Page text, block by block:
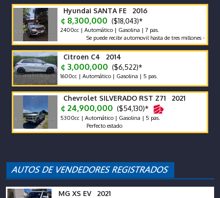
Hyundai SANTA FE 2016
¢ 8,300,000 ($18,043)*
2400cc | Automático | Gasolina | 7 pas.
Se puede recibr automovil hasta de tres millones - un solo
Citroen C4 2014
¢ 3,000,000 ($6,522)*
1600cc | Automático | Gasolina | 5 pas.
Chevrolet SILVERADO RST Z71 2021
¢ 24,900,000 ($54,130)*
5300cc | Automático | Gasolina | 5 pas.
Perfecto estado
MG XS EV 2021